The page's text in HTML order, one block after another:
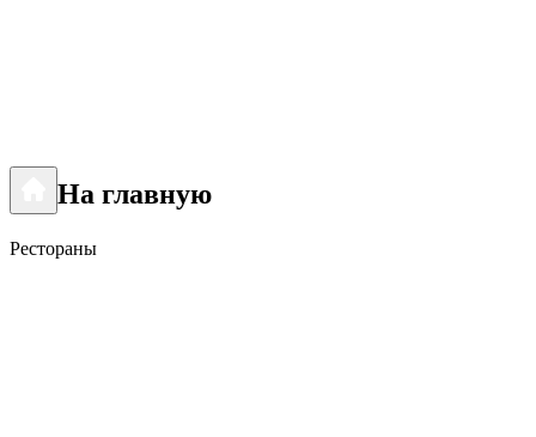
На главную
Рестораны